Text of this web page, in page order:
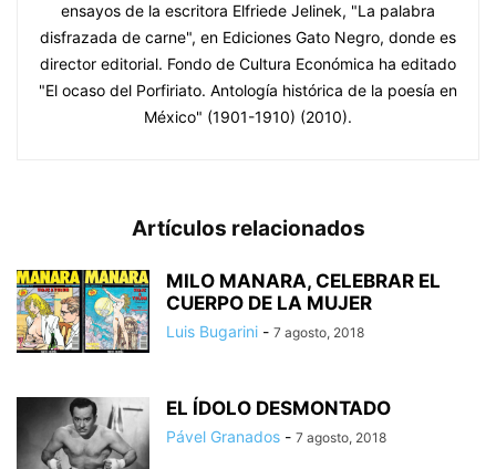
ensayos de la escritora Elfriede Jelinek, "La palabra
disfrazada de carne", en Ediciones Gato Negro, donde es
director editorial. Fondo de Cultura Económica ha editado
"El ocaso del Porfiriato. Antología histórica de la poesía en
México" (1901-1910) (2010).
Artículos relacionados
MILO MANARA, CELEBRAR EL
CUERPO DE LA MUJER
Luis Bugarini - 7 agosto, 2018
EL ÍDOLO DESMONTADO
Pável Granados - 7 agosto, 2018